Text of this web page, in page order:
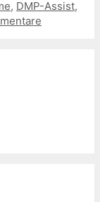
, DMP-Assist,